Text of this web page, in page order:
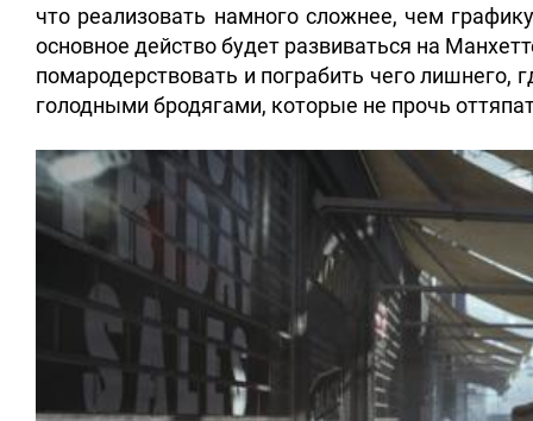
что реализовать намного сложнее, чем
основное действо будет развиваться на
помародерствовать и пограбить чего лишнего,
голодными бродягами, которые не прочь